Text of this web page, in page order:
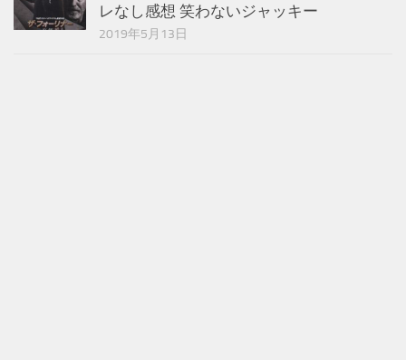
レなし感想 笑わないジャッキー
2019年5月13日